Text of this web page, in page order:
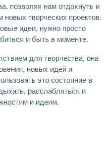
позволяя нам отдохнуть и
новых творческих проектов.
идеи, нужно просто
и быть в моменте.
для творчества, она
новых идей и
это состояние в
расслабляться и
и идеям.